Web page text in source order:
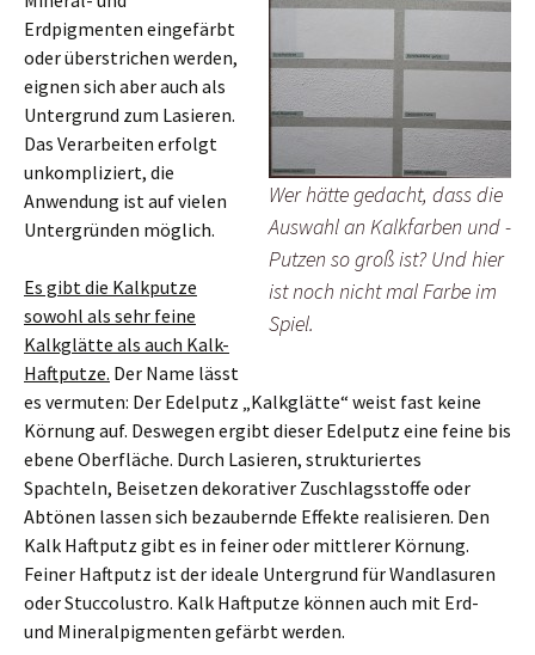
Wer hätte gedacht, dass die
Auswahl an Kalkfarben und -
Putzen so groß ist? Und hier
ist noch nicht mal Farbe im
Spiel.
Erdpigmenten eingefärbt
oder überstrichen werden,
eignen sich aber auch als
Untergrund zum Lasieren.
Das Verarbeiten erfolgt
unkompliziert, die
Anwendung ist auf vielen
Untergründen möglich.
Es gibt die Kalkputze
sowohl als sehr feine
Kalkglätte als auch Kalk-
Haftputze. Der Name lässt
es vermuten: Der Edelputz „Kalkglätte“ weist fast keine
Körnung auf. Deswegen ergibt dieser Edelputz eine feine bis
ebene Oberfläche. Durch Lasieren, strukturiertes
Spachteln, Beisetzen dekorativer Zuschlagsstoffe oder
Abtönen lassen sich bezaubernde Effekte realisieren. Den
Kalk Haftputz gibt es in feiner oder mittlerer Körnung.
Feiner Haftputz ist der ideale Untergrund für Wandlasuren
oder Stuccolustro. Kalk Haftputze können auch mit Erd-
und Mineralpigmenten gefärbt werden.